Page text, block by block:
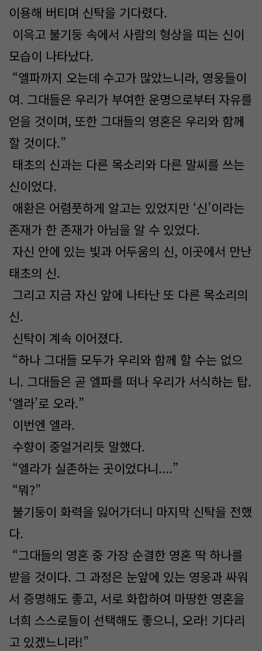
이용해 버티며 신탁을 기다렸다.
이윽고 불기둥 속에서 사람의 형상을 띠는 신이
모습이 나타났다.
“엘파까지 오는데 수고가 많았느니라, 영웅들이
여. 그대들은 우리가 부여한 운명으로부터 자유를
얻을 것이며, 또한 그대들의 영혼은 우리와 함께
할 것이다.”
태초의 신과는 다른 목소리와 다른 말씨를 쓰는
신이었다.
애환은 어렴풋하게 알고는 있었지만 ‘신’이라는
존재가 한 존재가 아님을 알 수 있었다.
자신 안에 있는 빛과 어두움의 신, 이곳에서 만난
태초의 신.
그리고 지금 자신 앞에 나타난 또 다른 목소리의
신.
신탁이 계속 이어졌다.
“하나 그대들 모두가 우리와 함께 할 수는 없으
니. 그대들은 곧 엘파를 떠나 우리가 서식하는 탑.
‘엘라’로 오라.”
이번엔 엘라.
수향이 중얼거리듯 말했다.
“엘라가 실존하는 곳이었다니....”
“뭐?”
불기둥이 화력을 잃어가더니 마지막 신탁을 전했
다.
“그대들의 영혼 중 가장 순결한 영혼 딱 하나를
받을 것이다. 그 과정은 눈앞에 있는 영웅과 싸워
서 증명해도 좋고, 서로 화합하여 마땅한 영혼을
너희 스스로들이 선택해도 좋으니, 오라! 기다리
고 있겠느니라!”